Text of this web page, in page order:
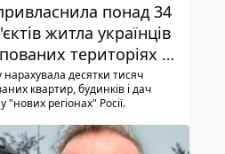
понад 34
житла українців
територіях -
BBC
нарахувала десятки тисяч
квартир, будинків і дач
"нових регіонах" Росії.